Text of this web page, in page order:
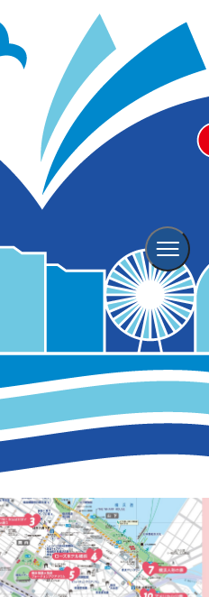
2025 Merry
プラリー in横